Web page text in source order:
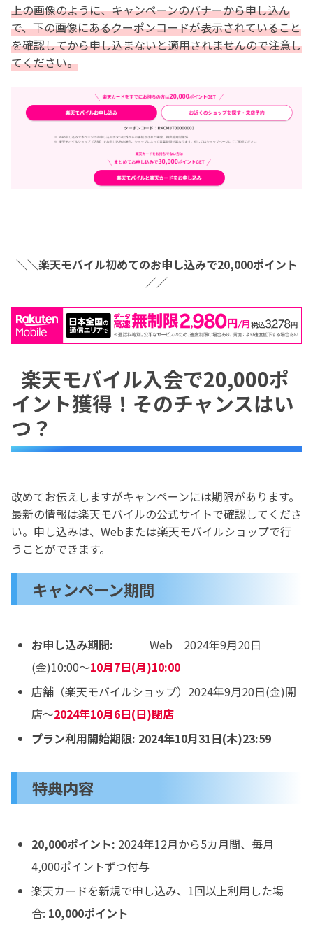
上の画像のように、キャンペーンのバナーから申し込ん
で、下の画像にあるクーポンコードが表示されていること
を確認してから申し込まないと適用されませんので注意し
てください。
＼＼楽天モバイル初めてのお申し込みで20,000ポイント
／／
楽天モバイル入会で20,000ポ
イント獲得！そのチャンスはい
つ？
改めてお伝えしますがキャンペーンには期限があります。
最新の情報は楽天モバイルの公式サイトで確認してくださ
い。申し込みは、Webまたは楽天モバイルショップで行
うことができます。
キャンペーン期間
お申し込み期間: Web 2024年9月20日
(金)10:00～10月7日(月)10:00
店舗（楽天モバイルショップ）2024年9月20日(金)開
店～2024年10月6日(日)閉店
プラン利用開始期限: 2024年10月31日(木)23:59
特典内容
20,000ポイント: 2024年12月から5カ月間、毎月
4,000ポイントずつ付与
楽天カードを新規で申し込み、1回以上利用した場
合: 10,000ポイント